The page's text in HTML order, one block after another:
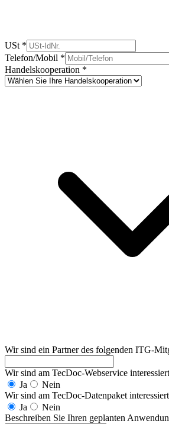
USt *
Telefon/Mobil *
Handelskooperation *
Wir sind ein Partner des folgenden ITG-
Wir sind am TecDoc-Webservice
Ja
Nein
Wir sind am TecDoc-Datenpaket interessiert
Ja
Nein
Beschreiben Sie Ihren geplanten